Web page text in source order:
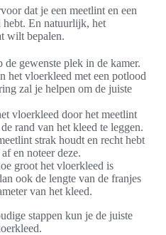
dat je een meetlint en een
En natuurlijk, het
wilt bepalen.
de gewenste plek in de kamer.
het vloerkleed met een potlood
zal je helpen om de juiste
vloerkleed door het meetlint
rand van het kleed te leggen.
strak houdt en recht hebt
en noteer deze.
groot het vloerkleed is
ook de lengte van de franjes
van het kleed.
stappen kun je de juiste